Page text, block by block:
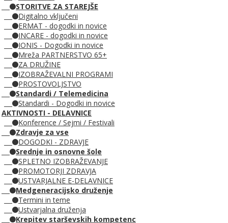
STORITVE ZA STAREJŠE
Digitalno vključeni
ERMAT - dogodki in novice
INCARE - dogodki in novice
IONIS - Dogodki in novice
Mreža PARTNERSTVO 65+
ZA DRUŽINE
IZOBRAŽEVALNI PROGRAMI
PROSTOVOLJSTVO
Standardi / Telemedicina
Standardi - Dogodki in novice
AKTIVNOSTI - DELAVNICE
Konference / Sejmi / Festivali
Zdravje za vse
DOGODKI - ZDRAVJE
Srednje in osnovne šole
SPLETNO IZOBRAŽEVANJE
PROMOTORJI ZDRAVJA
USTVARJALNE E-DELAVNICE
Medgeneracijsko druženje
Termini in teme
Ustvarjalna druženja
Krepitev starševskih kompetenc